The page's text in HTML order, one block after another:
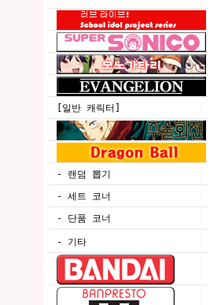
[일반 캐릭터]
- 랜덤 뽑기
- 세트 코너
- 단품 코너
- 기타